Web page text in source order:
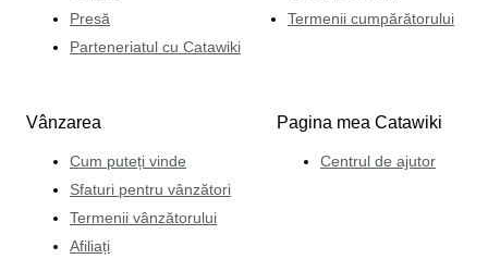
Presă
Parteneriatul cu Catawiki
Termenii cumpărătorului
Vânzarea
Cum puteți vinde
Sfaturi pentru vânzători
Termenii vânzătorului
Afiliați
Pagina mea Catawiki
Centrul de ajutor